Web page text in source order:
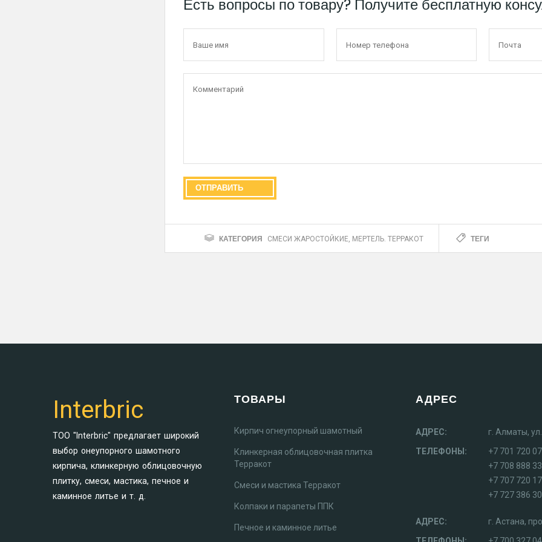
Есть вопросы по товару? Получите бесплатную
КАТЕГОРИЯ СМЕСИ ЖАРОСТОЙКИЕ, МЕРТЕЛЬ. ТЕРРАКОТ ТЕГИ
Interbric
ТОО "Interbric" предлагает широкий
выбор онеупорного шамотного
кирпича, клинкерную облицовочную
плитку, смеси, мастика, печное и
каминное литье и т. д.
ТОВАРЫ
Кирпич огнеупорный шамотный
Клинкерная облицовочная плитка
Терракот
Смеси и мастика Терракот
Колпаки и парапеты ППК
Печное и каминное литье
АДРЕС
АДРЕС:
г. Алматы,
ТЕЛЕФОНЫ:
+7 701 720
+7 708 888
+7 707 720
+7 727 386
АДРЕС:
г. Астана,